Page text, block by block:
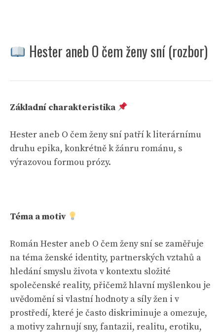
Hester aneb O čem ženy sní (rozbor)
Základní charakteristika
Hester aneb O čem ženy sní patří k literárnímu
druhu epika, konkrétně k žánru románu, s
výrazovou formou prózy.
Téma a motiv
Román Hester aneb O čem ženy sní se zaměřuje
na téma ženské identity, partnerských vztahů a
hledání smyslu života v kontextu složité
společenské reality, přičemž hlavní myšlenkou je
uvědomění si vlastní hodnoty a síly žen i v
prostředí, které je často diskriminuje a omezuje,
a motivy zahrnují sny, fantazii, realitu, erotiku,